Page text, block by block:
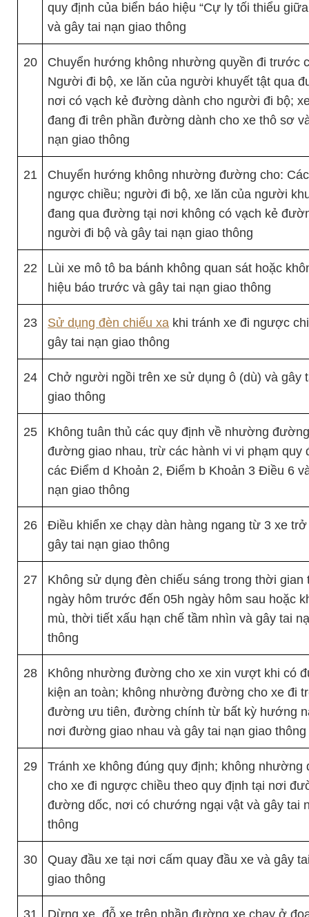
quy định của biển báo hiệu “Cự ly tối thiểu
và gây tai nạn giao thông
20
Chuyển hướng không nhường quyền đi trước
Người đi bộ, xe lăn của người khuyết tật qua
nơi có vạch kẻ đường dành cho người đi bộ;
đang đi trên phần đường dành cho xe thô sơ
nạn giao thông
21
Chuyển hướng không nhường đường cho:
ngược chiều; người đi bộ, xe lăn của người
đang qua đường tại nơi không có vạch kẻ
người đi bộ và gây tai nạn giao thông
22
Lùi xe mô tô ba bánh không quan sát hoặc
hiệu báo trước và gây tai nạn giao thông
23 Sử dụng đèn chiếu xa khi tránh xe đi ngược
gây tai nạn giao thông
24
Chở người ngồi trên xe sử dụng ô (dù) và gây
giao thông
25
Không tuân thủ các quy định về nhường
đường giao nhau, trừ các hành vi vi phạm quy
các Điểm d Khoản 2, Điểm b Khoản 3 Điều 6
nạn giao thông
26
Điều khiển xe chạy dàn hàng ngang từ 3 xe
gây tai nạn giao thông
27
Không sử dụng đèn chiếu sáng trong thời gian
ngày hôm trước đến 05h ngày hôm sau hoặc
mù, thời tiết xấu hạn chế tầm nhìn và gây tai
thông
28
Không nhường đường cho xe xin vượt khi có
kiện an toàn; không nhường đường cho xe đi
đường ưu tiên, đường chính từ bất kỳ hướng
nơi đường giao nhau và gây tai nạn giao thông
29
Tránh xe không đúng quy định; không nhường
cho xe đi ngược chiều theo quy định tại nơi
đường dốc, nơi có chướng ngại vật và gây tai
thông
30
Quay đầu xe tại nơi cấm quay đầu xe và gây
giao thông
31
Dừng xe, đỗ xe trên phần đường xe chạy ở